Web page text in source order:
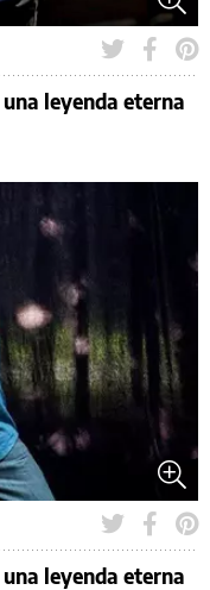
leyenda eterna
leyenda eterna